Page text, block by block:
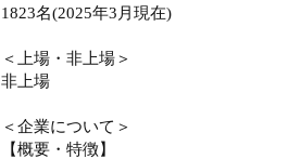
1823名(2025年3月現在)
＜上場・非上場＞
非上場
＜企業について＞
【概要・特徴】